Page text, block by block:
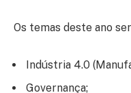
Os temas deste ano
Indústria 4.0
Governança;